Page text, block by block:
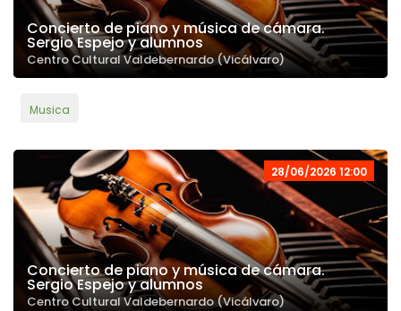
Concierto de piano y música de cámara.
Sergio Espejo y alumnos
Centro Cultural Valdebernardo (Vicálvaro)
Musica
28/06/2026 12:00
Concierto de piano y música de cámara.
Sergio Espejo y alumnos
Centro Cultural Valdebernardo (Vicálvaro)